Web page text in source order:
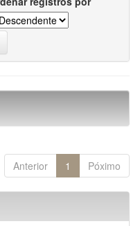
Anterior 1 Póximo